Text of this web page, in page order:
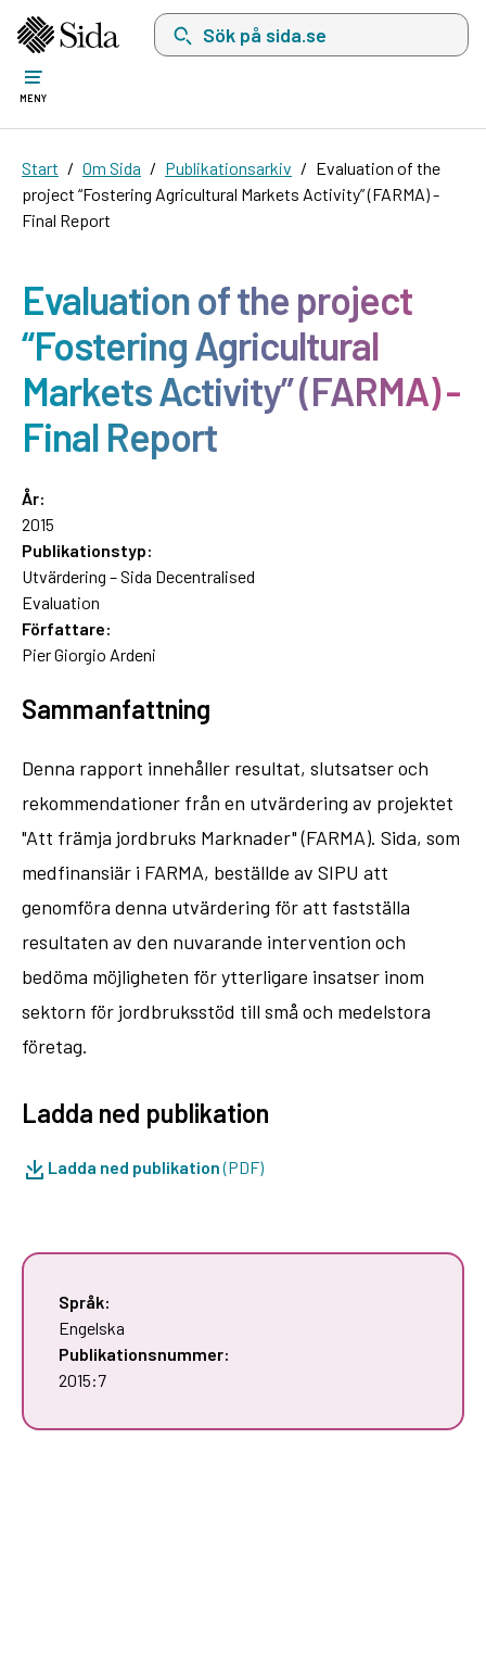
Sök på sida.se, sökförslag kommer att visas
MENY
Start Om Sida Publikationsarkiv
Evaluation of the
project “Fostering Agricultural Markets Activity” (FARMA) -
Final Report
Evaluation of the project
“Fostering Agricultural
Markets Activity” (FARMA) -
Final Report
År:
2015
Publikationstyp:
Utvärdering – Sida Decentralised
Evaluation
Författare:
Pier Giorgio Ardeni
Sammanfattning
Denna rapport innehåller resultat, slutsatser och
rekommendationer från en utvärdering av projektet
"Att främja jordbruks Marknader" (FARMA). Sida, som
medfinansiär i FARMA, beställde av SIPU att
genomföra denna utvärdering för att fastställa
resultaten av den nuvarande intervention och
bedöma möjligheten för ytterligare insatser inom
sektorn för jordbruksstöd till små och medelstora
företag.
Ladda ned publikation
Ladda ned publikation(PDF)
Språk:
Engelska
Publikationsnummer:
2015:7